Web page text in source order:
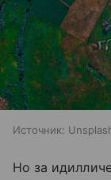
Источник:
Но за